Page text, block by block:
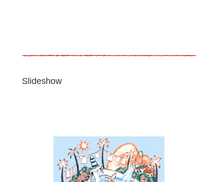
Slideshow